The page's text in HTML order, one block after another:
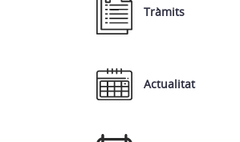
Tràmits
Actualitat